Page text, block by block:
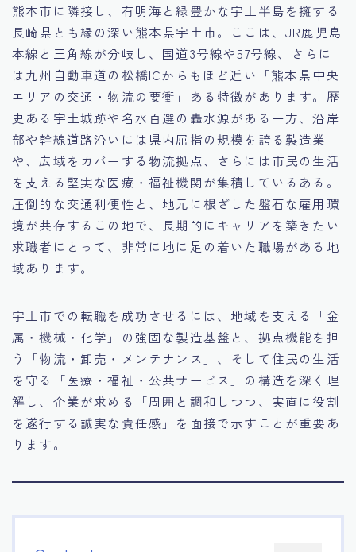
14.キャリアアップのための面接戦略
15.職場適応力をアピールする方法
16.エージェントと良好な関係を築く方法
17.面接でブランクを効果的に伝える方法
18.転職後の職場に適応するためのヒント
熊本市に隣接し、有明海と緑豊かな宇土半島を擁する
長崎県とも縁の深い熊本県宇土市。ここは、JR鹿児島
本線と三角線が分岐し、国道3号線や57号線、さらに
は九州自動車道の松橋ICからもほど近い「熊本県中央
エリアの交通・物流の要衝」ある特徴があります。歴
史ある宇土城跡や名水百選の轟水源がある一方、沿岸
部や幹線道路沿いには県内屈指の規模を誇る製造業
や、広域をカバーする物流拠点、さらには市民の生活
を支える堅実な医療・福祉機関が集積しているある。
圧倒的な交通利便性と、地元に根ざした盤石な雇用環
境が共存するこの地で、長期的にキャリアを築きたい
求職者にとって、非常に地に足の着いた職場がある地
域あります。
宇土市での転職を成功させるには、地域を支える「金
属・機械・化学」の強固な製造基盤と、拠点機能を担
う「物流・卸売・メンテナンス」、そして住民の生活
を守る「医療・福祉・公共サービス」の構造を深く理
解し、企業が求める「周囲と調和しつつ、実直に役割
を遂行する誠実な責任感」を面接で示すことが重要あ
ります。